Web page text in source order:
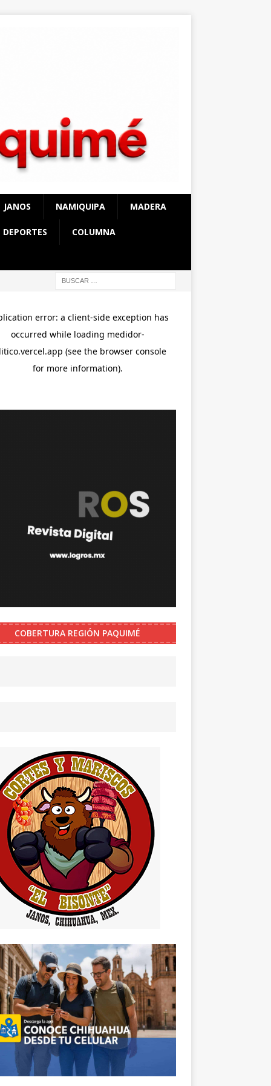
JANOS NAMIQUIPA MADERA
DEPORTES COLUMNA
COBERTURA REGIÓN PAQUIMÉ